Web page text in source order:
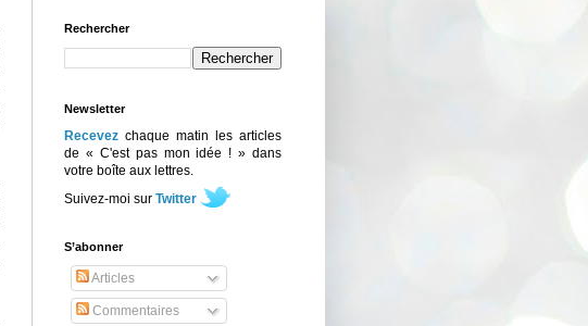
Rechercher
Newsletter
Recevez chaque matin les articles
de « C'est pas mon idée ! » dans
votre boîte aux lettres.
Suivez-moi sur Twitter
S’abonner
Articles
Commentaires